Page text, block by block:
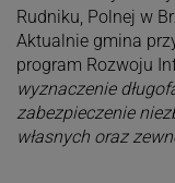
Rudniku, Polnej w
Aktualnie gmina
program Rozwoju
wyznaczenie
zabezpieczenie
własnych oraz